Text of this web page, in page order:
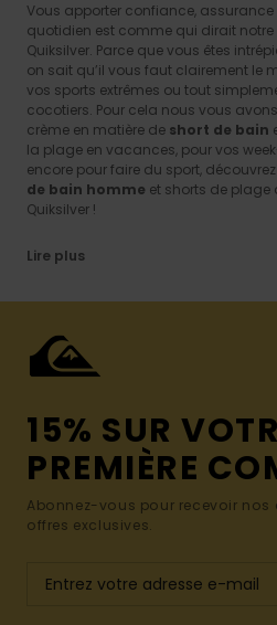
Vous apporter confiance,
quotidien est comme qui dirait
Quiksilver. Parce que vous êtes
on sait qu’il vous faut clairement le
vos sports extrêmes ou tout
cocotiers. Pour cela nous vous
crème en matière de short de bain
la plage en vacances, pour vos
encore pour faire du sport,
de bain homme et shorts de
Quiksilver !
Lire plus
15% SUR
PREMIÈRE
Abonnez-vous pour recevoir nos
offres exclusives.